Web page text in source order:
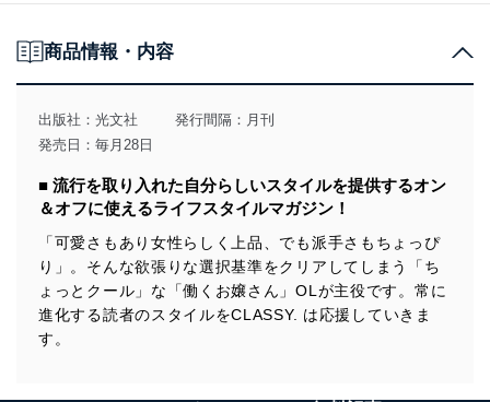
商品情報・内容
出版社： 光文社
発行間隔：月刊
発売日：毎月28日
■ 流行を取り入れた自分らしいスタイルを提供するオン
＆オフに使えるライフスタイルマガジン！
「可愛さもあり女性らしく上品、でも派手さもちょっぴ
り」。そんな欲張りな選択基準をクリアしてしまう「ち
ょっとクール」な「働くお嬢さん」OLが主役です。常に
進化する読者のスタイルをCLASSY. は応援していきま
す。